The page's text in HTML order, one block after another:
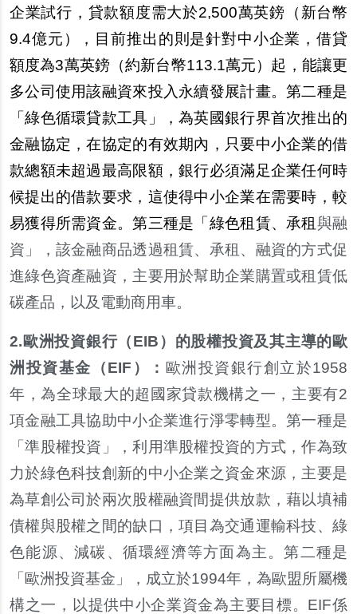
企業試行，貸款額度需大於2,500萬英鎊（新台幣
9.4億元），目前推出的則是針對中小企業，借貸
額度為3萬英鎊（約新台幣113.1萬元）起，能讓更
多公司使用該融資來投入永續發展計畫。第二種是
「綠色循環貸款工具」，為英國銀行界首次推出的
金融協定，在協定的有效期內，只要中小企業的借
款總額未超過最高限額，銀行必須滿足企業任何時
候提出的借款要求，這使得中小企業在需要時，較
易獲得所需資金。第三種是「綠色租賃、承租與融
資」，該金融商品透過租賃、承租、融資的方式促
進綠色資產融資，主要用於幫助企業購置或租賃低
碳產品，以及電動商用車。
2.歐洲投資銀行（EIB）的股權投資及其主導的歐
洲投資基金（EIF）： 歐洲投資銀行創立於1958
年，為全球最大的超國家貸款機構之一，主要有2
項金融工具協助中小企業進行淨零轉型。第一種是
「準股權投資」，利用準股權投資的方式，作為致
力於綠色科技創新的中小企業之資金來源，主要是
為草創公司於兩次股權融資間提供放款，藉以填補
債權與股權之間的缺口，項目為交通運輸科技、綠
色能源、減碳、循環經濟等方面為主。第二種是
「歐洲投資基金」，成立於1994年，為歐盟所屬機
構之一，以提供中小企業資金為主要目標。EIF係